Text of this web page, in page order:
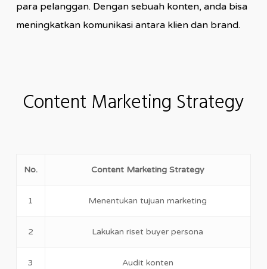
para pelanggan. Dengan sebuah konten, anda bisa
meningkatkan komunikasi antara klien dan brand.
Content Marketing Strategy
No. Content Marketing Strategy
1 Menentukan tujuan marketing
2 Lakukan riset buyer persona
3 Audit konten